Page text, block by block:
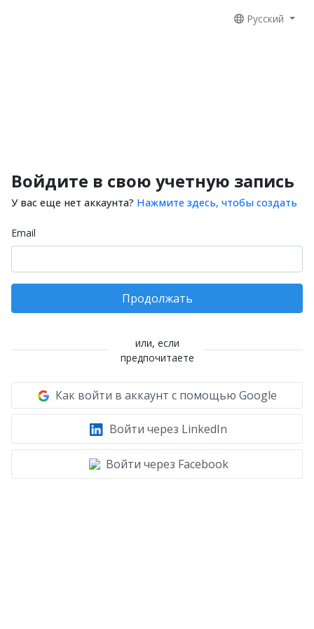
Русский
Войдите в свою учетную запись
У вас еще нет аккаунта? Нажмите здесь, чтобы создать
Email
Продолжать
или, если
предпочитаете
Как войти в аккаунт с помощью Google
Войти через LinkedIn
Войти через Facebook